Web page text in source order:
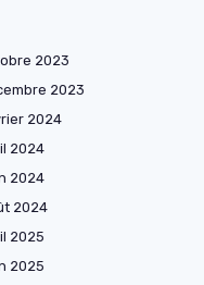
2023
2023
2024
2024
2024
2024
2025
2025